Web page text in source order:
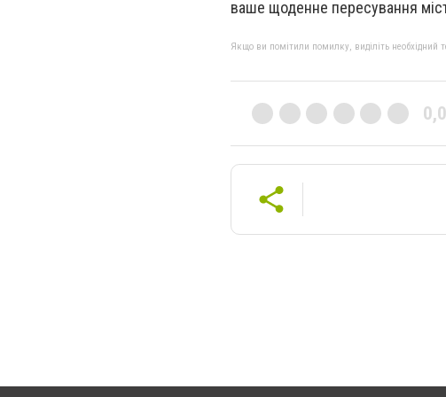
ваше щоденне пересування
Якщо ви помітили помилку, виділіть необхідний
0,0